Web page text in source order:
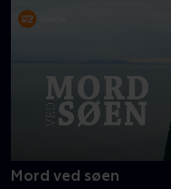
Mord ved søen